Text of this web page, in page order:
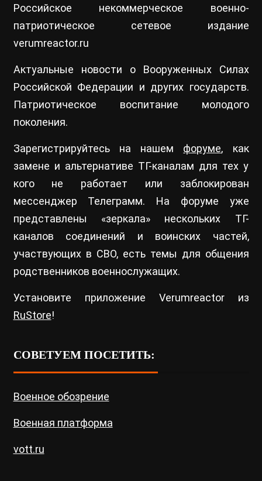
Российское некоммерческое военно-
патриотическое сетевое издание
verumreactor.ru
Актуальные новости о Вооруженных Силах
Российской Федерации и других государств.
Патриотическое воспитание молодого
поколения.
Зарегистрируйтесь на нашем форуме, как
замене и альтернативе ТГ-каналам для тех у
кого не работает или заблокирован
мессенджер Телеграмм. На форуме уже
представлены «зеркала» нескольких ТГ-
каналов соединений и воинских частей,
участвующих в СВО, есть темы для общения
родственников военнослужащих.
Установите приложение Verumreactor из
RuStore!
СОВЕТУЕМ ПОСЕТИТЬ:
Военное обозрение
Военная платформа
vott.ru